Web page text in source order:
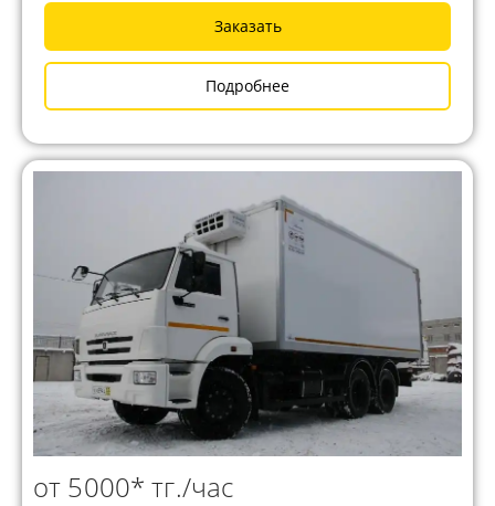
Заказать
Подробнее
от 5000* тг./час